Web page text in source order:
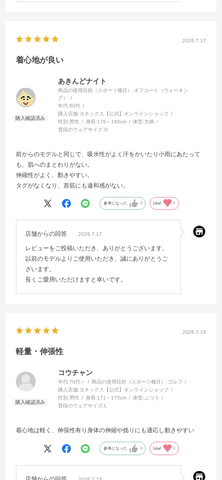
2026.7.17
着心地が良い
あきんどナイト
商品の使用目的（スポーツ種目）:オフコート（ウォーキン
グ）
年代:60代
購入店舗: ヨネックス【公式】オンラインショップ
性別:男性 身長:176～180cm 体型:大柄
普段のウェアサイズ:O
前からのモデルと同じで、吸水性がよく汗をかいたり小雨にあたって
も、肌へのまとわりがない。
伸縮性がよく、動きやすい。
タグがなくなり、首筋にも違和感がない。
参考になった 0 Like! 0
店舗からの回答 2026.7.17
レビューをご投稿いただき、ありがとうございます。
以前のモデルよりご使用いただき、誠にありがとうご
ざいます。
長くご愛用いただけますと幸いです。
2026.7.15
軽量・伸張性
コウチャン
年代:70代～ 商品の使用目的（スポーツ種目）:ゴルフ
購入店舗:ヨネックス【公式】オンラインショップ
性別:男性 身長:171～175cm 体型:ふつう
普段のウェアサイズ: L
着心地は軽く、伸張性有り身体の伸縮や捻りにも適応し動きやすい
参考になった 0 Like! 0